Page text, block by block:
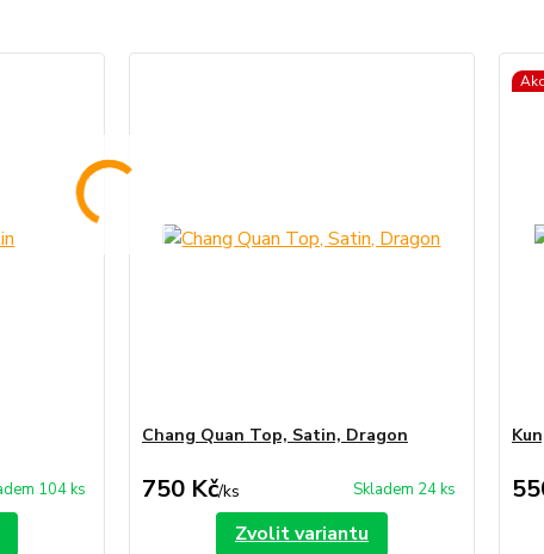
104 ks
Chang Quan Top, Satin, Dragon
750 Kč/ks Skladem 24 ks
Zvolit variantu